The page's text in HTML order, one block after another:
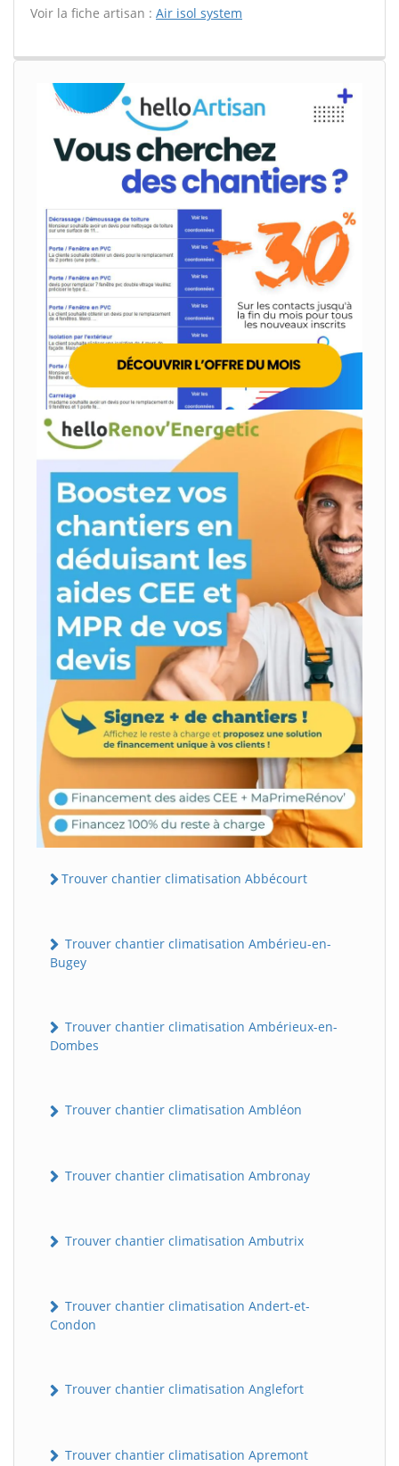
Voir la fiche artisan : Air isol system
Trouver chantier climatisation Abbécourt
Trouver chantier climatisation Ambérieu-en-
Bugey
Trouver chantier climatisation Ambérieux-en-
Dombes
Trouver chantier climatisation Ambléon
Trouver chantier climatisation Ambronay
Trouver chantier climatisation Ambutrix
Trouver chantier climatisation Andert-et-
Condon
Trouver chantier climatisation Anglefort
Trouver chantier climatisation Apremont